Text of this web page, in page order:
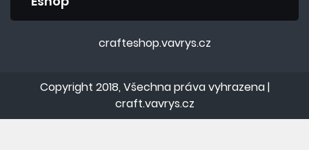
crafteshop.vavrys.cz
Copyright 2018, Všechna práva vyhrazena |
craft.vavrys.cz